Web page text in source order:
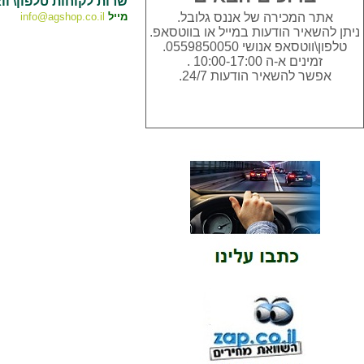
אתר המכירה של אננס גלובל.
ניתן להשאיר הודעות במייל או בווטסאפ.
טלפון\ווטסאפ אנושי 0559850050.
זמינים א-ה 10:00-17:00 .
אפשר להשאיר הודעות 24/7.
מייל info@agshop.co.il